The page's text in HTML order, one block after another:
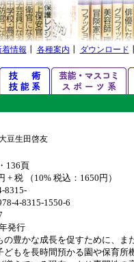
着情報 各種案内 ダウンロード
豆生田啓友
136頁
+ 税 （10% 税込：1650円）
8315-
4-8315-1550-6
発行
の豊かな成長を促すために、ま
どもを長時間預かる園や保育所